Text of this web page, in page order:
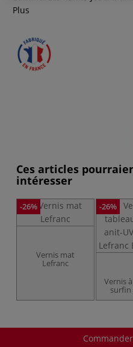
Plus
Ces articles
intéresser
-26%
Vernis mat
Lefranc
-26%
Vernis
surfin